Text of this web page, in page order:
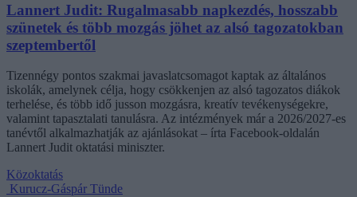
Lannert Judit: Rugalmasabb napkezdés, hosszabb
szünetek és több mozgás jöhet az alsó tagozatokban
szeptembertől
Tizennégy pontos szakmai javaslatcsomagot kaptak az általános
iskolák, amelynek célja, hogy csökkenjen az alsó tagozatos diákok
terhelése, és több idő jusson mozgásra, kreatív tevékenységekre,
valamint tapasztalati tanulásra. Az intézmények már a 2026/2027-es
tanévtől alkalmazhatják az ajánlásokat – írta Facebook-oldalán
Lannert Judit oktatási miniszter.
Közoktatás
Kurucz-Gáspár Tünde